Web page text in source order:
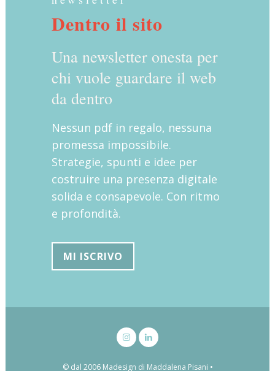
Dentro il sito
Una newsletter onesta per
chi vuole guardare il web
da dentro
Nessun pdf in regalo, nessuna
promessa impossibile.
Strategie, spunti e idee per
costruire una presenza digitale
solida e consapevole. Con ritmo
e profondità.
MI ISCRIVO
© dal 2006 Madesign di Maddalena Pisani •